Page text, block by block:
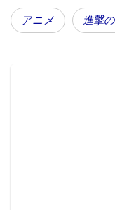
巨人Season3」だ
本作品は同名の大
アニメ 進撃